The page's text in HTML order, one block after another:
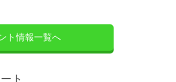
ト情報一覧へ
ト